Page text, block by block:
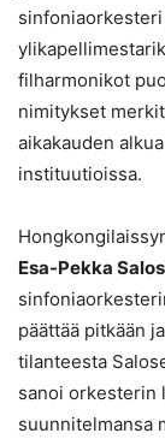
filharmonikot
nimitykset
aikakauden
instituutioissa.
Esa-Pekka
päättää pitkään
tilanteesta
sanoi orkesterin
suunnitelmansa